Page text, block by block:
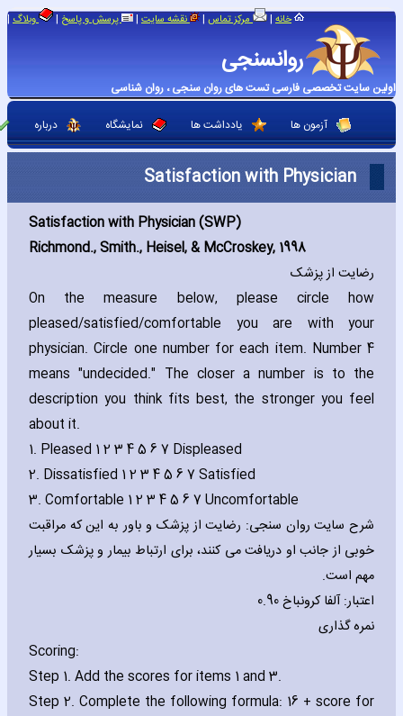
روانسنجی
اولین سایت تخصصی فارسی تست های روان سنجی ، روان شناسی
خانه | مرکز تماس | نقشه سایت | پرسش و پاسخ | وبلاگ |
آزمون ها یادداشت ها نمایشگاه درباره
Satisfaction with Physician
Satisfaction with Physician (SWP)
Richmond.‚ Smith.‚ Heisel‚ & McCroskey‚ 1998
رضایت از پزشک
On the measure below‚ please circle how
pleased/satisfied/comfortable you are with your
physician. Circle one number for each item. Number 4
means "undecided." The closer a number is to the
description you think fits best‚ the stronger you feel
about it.
1. Pleased 1 2 3 4 5 6 7 Displeased
2. Dissatisfied 1 2 3 4 5 6 7 Satisfied
3. Comfortable 1 2 3 4 5 6 7 Uncomfortable
شرح سایت روان سنجی: رضایت از پزشک و باور به این که مراقبت
خوبی از جانب او دریافت می کنند، برای ارتباط بیمار و پزشک بسیار
مهم است.
اعتبار: آلفا کرونباخ 0.90
نمره گذاری
Scoring:
Step 1. Add the scores for items 1 and 3.
Step 2. Complete the following formula: 16 + score for